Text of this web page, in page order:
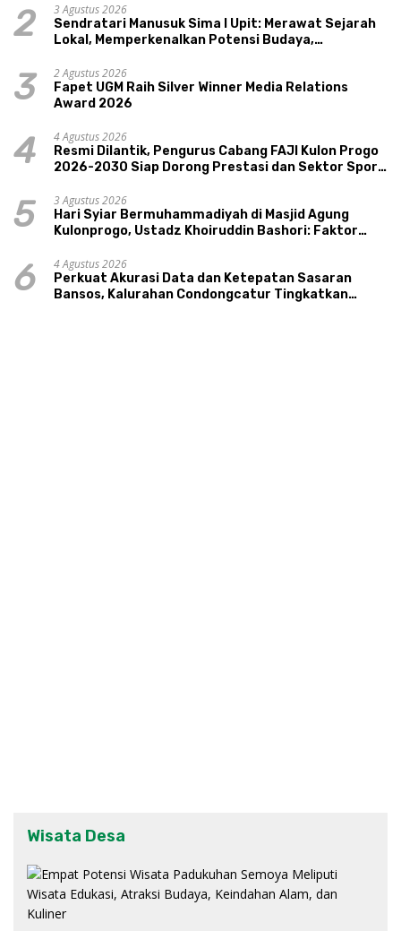
2
3 Agustus 2026
Sendratari Manusuk Sima I Upit: Merawat Sejarah
Lokal, Memperkenalkan Potensi Budaya,
3
2 Agustus 2026
Fapet UGM Raih Silver Winner Media Relations
Award 2026
4
4 Agustus 2026
Resmi Dilantik, Pengurus Cabang FAJI Kulon Progo
2026-2030 Siap Dorong Prestasi dan Sektor Sport
5
3 Agustus 2026
Hari Syiar Bermuhammadiyah di Masjid Agung
Kulonprogo, Ustadz Khoiruddin Bashori: Faktor
6
4 Agustus 2026
Perkuat Akurasi Data dan Ketepatan Sasaran
Bansos, Kalurahan Condongcatur Tingkatkan
Wisata Desa